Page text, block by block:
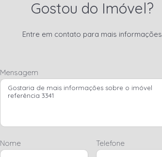
Gostou do Imóvel?
Entre em contato para mais informações
Mensagem
Nome Telefone